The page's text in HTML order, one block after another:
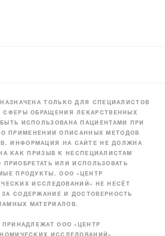
ТОЛЬКО ДЛЯ СПЕЦИАЛИСТОВ
СФЕРЫ ОБРАЩЕНИЯ ЛЕКАРСТВЕННЫХ
ИСПОЛЬЗОВАНА ПАЦИЕНТАМИ ПРИ
ПРИМЕНЕНИИ ОПИСАННЫХ МЕТОДОВ
ИНФОРМАЦИЯ НА САЙТЕ НЕ ДОЛЖНА
КАК ПРИЗЫВ К НЕСПЕЦИАЛИСТАМ
ИЛИ ИСПОЛЬЗОВАТЬ
ПРОДУКТЫ. ООО «ЦЕНТР
ИССЛЕДОВАНИЙ» НЕ НЕСЁТ
ЗА СОДЕРЖАНИЕ И ДОСТОВЕРНОСТЬ
МАТЕРИАЛОВ.
ПРИНАДЛЕЖАТ ООО «ЦЕНТР